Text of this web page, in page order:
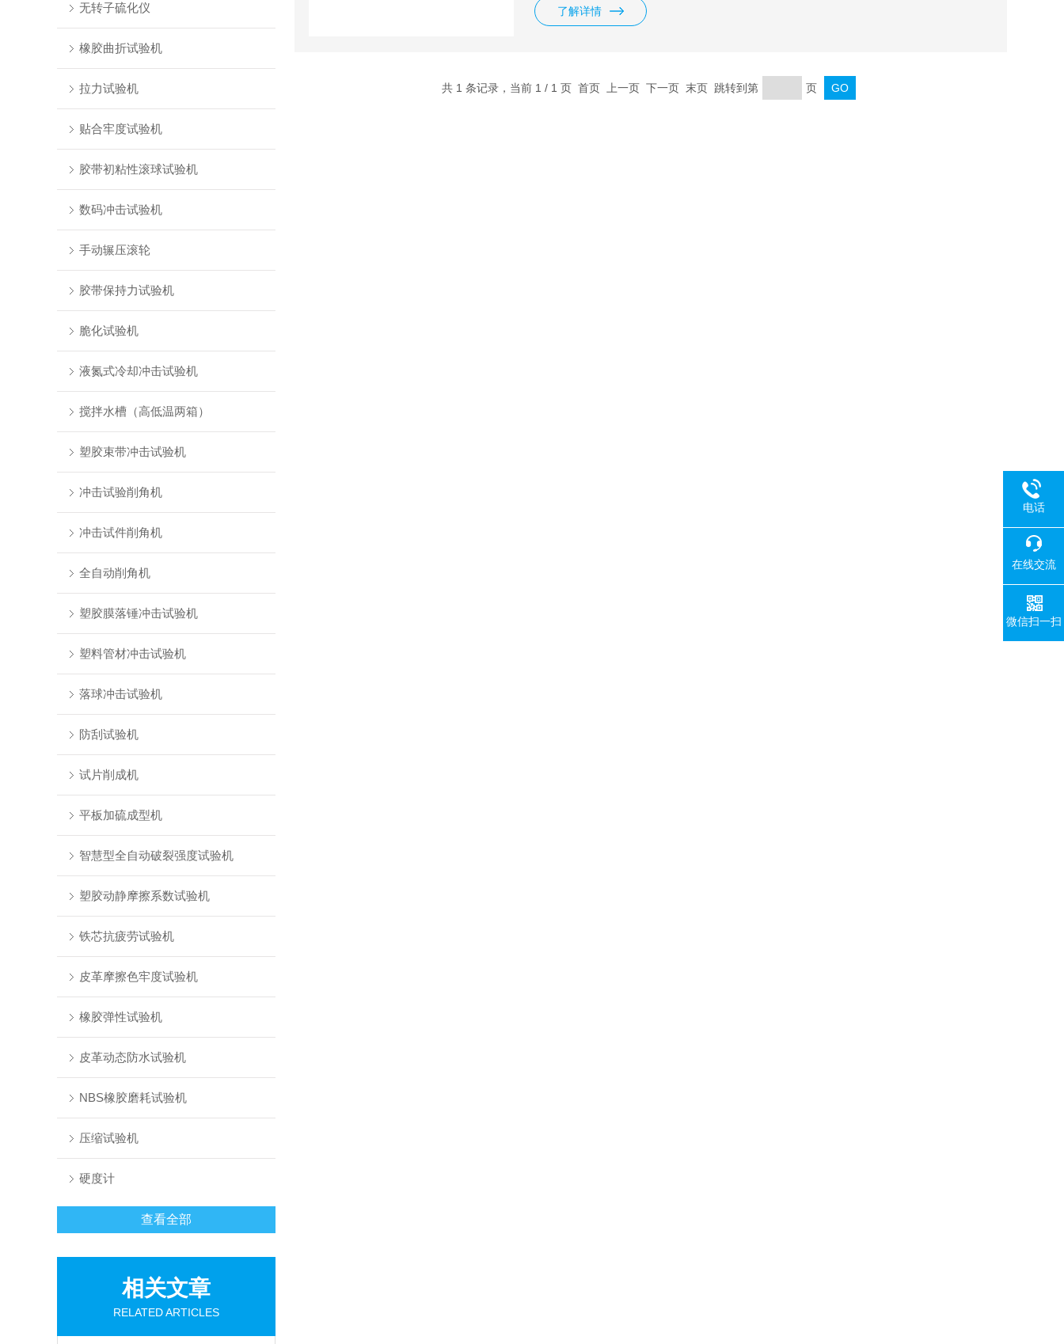
无转子硫化仪
橡胶曲折试验机
拉力试验机
贴合牢度试验机
胶带初粘性滚球试验机
数码冲击试验机
手动辗压滚轮
胶带保持力试验机
脆化试验机
液氮式冷却冲击试验机
搅拌水槽（高低温两箱）
塑胶束带冲击试验机
冲击试验削角机
冲击试件削角机
全自动削角机
塑胶膜落锤冲击试验机
塑料管材冲击试验机
落球冲击试验机
防刮试验机
试片削成机
平板加硫成型机
智慧型全自动破裂强度试验机
塑胶动静摩擦系数试验机
铁芯抗疲劳试验机
皮革摩擦色牢度试验机
橡胶弹性试验机
皮革动态防水试验机
NBS橡胶磨耗试验机
压缩试验机
硬度计
查看全部
相关文章
RELATED ARTICLES
了解详情
共 1 条记录，当前 1 / 1 页 首页 上一页 下一页 末页 跳转到第 页
电话
在线交流
微信扫一扫